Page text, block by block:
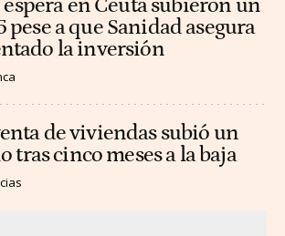
espera en Ceuta subieron un
pese a que Sanidad asegura
la inversión
de viviendas subió un
tras cinco meses a la baja